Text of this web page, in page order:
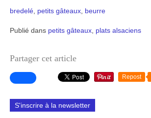
bredelé petits gâteaux beurre
Publié dans petits gâteaux plats alsaciens
Partager cet article
Repost
S'inscrire à la newsletter